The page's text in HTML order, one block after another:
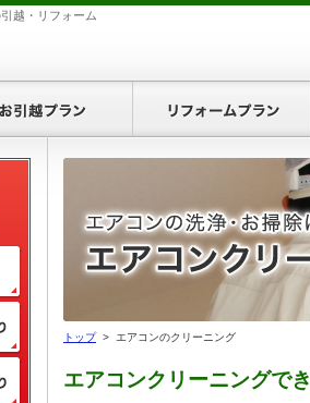
越・リフォーム
トップ> エアコンのクリーニング
エアコンクリーニングで
無料お見積り
引越プランのお見積り
リフォームプランのお見積り
インテリアプランのお見積り